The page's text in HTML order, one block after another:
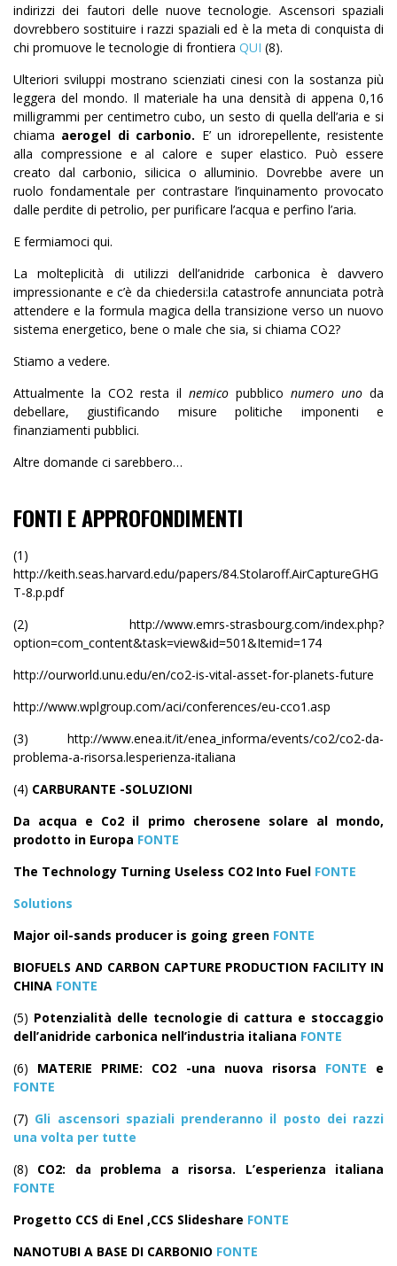
indirizzi dei fautori delle nuove tecnologie. Ascensori spaziali
dovrebbero sostituire i razzi spaziali ed è la meta di conquista di
chi promuove le tecnologie di frontiera QUI (8).
Ulteriori sviluppi mostrano scienziati cinesi con la sostanza più
leggera del mondo. Il materiale ha una densità di appena 0,16
milligrammi per centimetro cubo, un sesto di quella dell’aria e si
chiama aerogel di carbonio. E’ un idrorepellente, resistente
alla compressione e al calore e super elastico. Può essere
creato dal carbonio, silicica o alluminio. Dovrebbe avere un
ruolo fondamentale per contrastare l’inquinamento provocato
dalle perdite di petrolio, per purificare l’acqua e perfino l’aria.
E fermiamoci qui.
La molteplicità di utilizzi dell’anidride carbonica è davvero
impressionante e c’è da chiedersi:la catastrofe annunciata potrà
attendere e la formula magica della transizione verso un nuovo
sistema energetico, bene o male che sia, si chiama CO2?
Stiamo a vedere.
Attualmente la CO2 resta il nemico pubblico numero uno da
debellare, giustificando misure politiche imponenti e
finanziamenti pubblici.
Altre domande ci sarebbero…
FONTI E APPROFONDIMENTI
(1)
http://keith.seas.harvard.edu/papers/84.Stolaroff.AirCaptureGHG
T-8.p.pdf
(2) http://www.emrs-strasbourg.com/index.php?
option=com_content&task=view&id=501&Itemid=174
http://ourworld.unu.edu/en/co2-is-vital-asset-for-planets-future
http://www.wplgroup.com/aci/conferences/eu-cco1.asp
(3) http://www.enea.it/it/enea_informa/events/co2/co2-da-
problema-a-risorsa.lesperienza-italiana
(4) CARBURANTE -SOLUZIONI
Da acqua e Co2 il primo cherosene solare al mondo,
prodotto in Europa FONTE
The Technology Turning Useless CO2 Into Fuel FONTE
Solutions
Major oil-sands producer is going green FONTE
BIOFUELS AND CARBON CAPTURE PRODUCTION FACILITY IN
CHINA FONTE
(5) Potenzialità delle tecnologie di cattura e stoccaggio
dell’anidride carbonica nell’industria italiana FONTE
(6) MATERIE PRIME: CO2 -una nuova risorsa FONTE e
FONTE
(7) Gli ascensori spaziali prenderanno il posto dei razzi
una volta per tutte
(8) CO2: da problema a risorsa. L’esperienza italiana
FONTE
Progetto CCS di Enel ,CCS Slideshare FONTE
NANOTUBI A BASE DI CARBONIO FONTE